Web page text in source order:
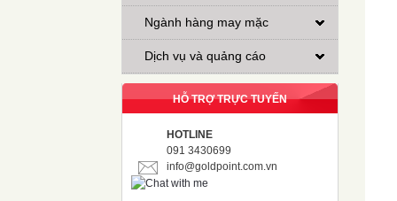
Ngành hàng may mặc
Dịch vụ và quảng cáo
HỖ TRỢ TRỰC TUYẾN
HOTLINE
091 3430699
info@goldpoint.com.vn